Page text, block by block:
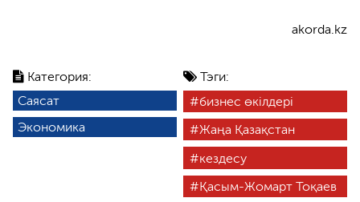
Категория:
Саясат
Экономика
Тэги:
бизнес өкілдері
Жаңа Қазақстан
кездесу
Қасым-Жомарт Тоқаев
akorda.kz